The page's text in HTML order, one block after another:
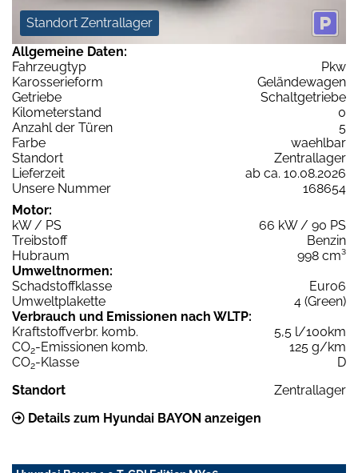
Standort Zentrallager
Allgemeine Daten:
Fahrzeugtyp
Pkw
Karosserieform
Geländewagen
Getriebe
Schaltgetriebe
Kilometerstand
0
Anzahl der Türen
5
Farbe
waehlbar
Standort
Zentrallager
Lieferzeit
ab ca. 10.08.2026
Unsere Nummer
168654
Motor:
kW / PS
66 kW / 90 PS
Treibstoff
Benzin
Hubraum
998 cm³
Umweltnormen:
Schadstoffklasse
Euro6
Umweltplakette
4 (Green)
Verbrauch und Emissionen nach WLTP:
Kraftstoffverbr. komb.
5,5 l/100km
CO2-Emissionen komb.
125 g/km
CO2-Klasse
D
Standort
Zentrallager
Details zum Hyundai BAYON anzeigen